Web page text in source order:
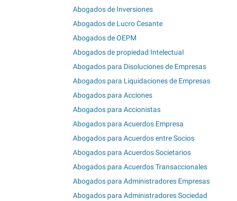
Abogados de Inversiones
Abogados de Lucro Cesante
Abogados de OEPM
Abogados de propiedad Intelectual
Abogados para Disoluciones de Empresas
Abogados para Liquidaciones de Empresas
Abogados para Acciones
Abogados para Accionistas
Abogados para Acuerdos Empresa
Abogados para Acuerdos entre Socios
Abogados para Acuerdos Societarios
Abogados para Acuerdos Transaccionales
Abogados para Administradores Empresas
Abogados para Administradores Sociedad